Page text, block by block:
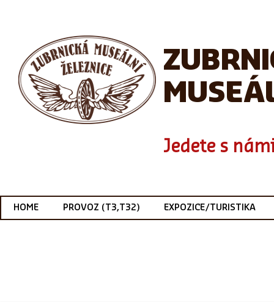
Jedete s
HOME PROVOZ (T3,T32) EXPOZICE/TURISTIKA